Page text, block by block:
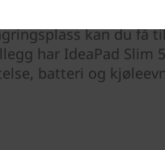
Intel® Core™ Ultra-
kan du få
har IdeaPad Slim
batteri og